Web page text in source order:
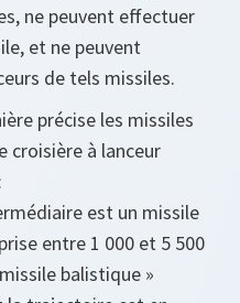
ne peuvent effectuer
et ne peuvent
de tels missiles.
précise les missiles
croisière à lanceur
est un missile
entre 1 000 et 5 500
balistique »